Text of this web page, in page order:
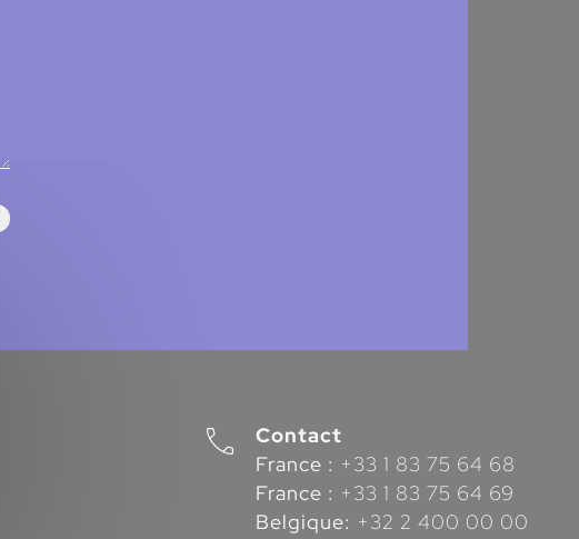
Contact
France : +33 1 83 75 64 68
France : +33 1 83 75 64 69
Belgique: +32 2 400 00 00